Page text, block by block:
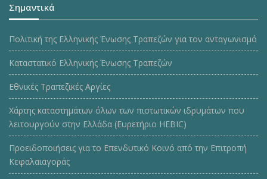
Σημαντικά
Πολιτική της Ελληνικής Ένωσης Τραπεζών για τον ανταγωνισμό
Καταστατικό Ελληνικής Ένωσης Τραπεζών
Εθνικές Τραπεζικές Αργίες
Χάρτης καταστημάτων όλων των πιστωτικών ιδρυμάτων που
λειτουργούν στην Ελλάδα (Ευρετήριο HEBIC)
Προειδοποιήσεις για το Επενδυτικό Κοινό από την Επιτροπή
Κεφαλαιαγοράς